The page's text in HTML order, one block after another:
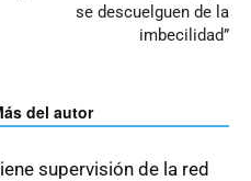
se descuelguen de la
imbecilidad”
del autor
supervisión de la red